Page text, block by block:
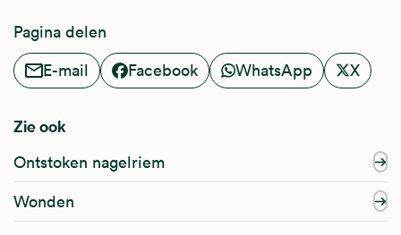
Pagina delen
E-mail
Facebook WhatsApp X
Zie ook
Ontstoken nagelriem
Wonden